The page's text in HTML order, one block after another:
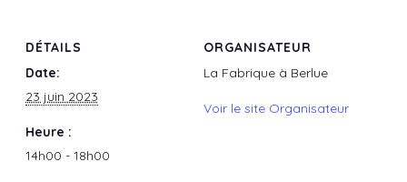
DÉTAILS
Date:
23 juin 2023
Heure :
14h00 - 18h00
ORGANISATEUR
La Fabrique à Berlue
Voir le site Organisateur